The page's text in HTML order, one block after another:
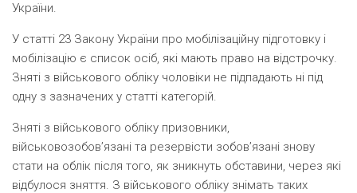
України.
У статті 23 Закону України про мобілізаційну підготовку і
мобілізацію є список осіб, які мають право на відстрочку.
Зняті з військового обліку чоловіки не підпадають ні під
одну з зазначених у статті категорій.
Зняті з військового обліку призовники,
військовозобов’язані та резервісти зобов’язані знову
стати на облік після того, як зникнуть обставини, через які
відбулося зняття. З військового обліку знімать таких